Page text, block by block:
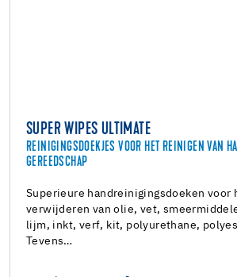
SUPER WIPES ULTIMATE
REINIGINGSDOEKJES VOOR HET REINIGEN VAN
GEREEDSCHAP
Superieure handreinigingsdoeken voor
verwijderen van olie, vet,
lijm, inkt, verf, kit, polyurethane,
Tevens…